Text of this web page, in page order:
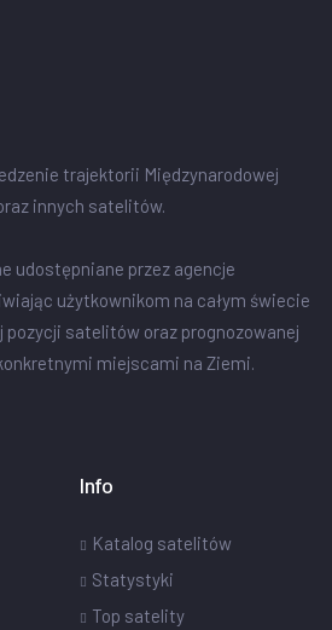
trajektorii Międzynarodowej
innych satelitów.
udostępniane przez agencje
użytkownikom na całym świecie
satelitów oraz prognozowanej
miejscami na Ziemi.
Info
Katalog satelitów
Statystyki
Top satelity